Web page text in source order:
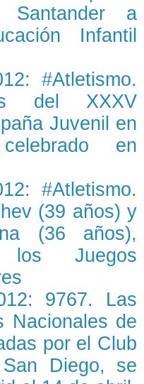
Santander a
Infantil
#Atletismo.
del XXXV
Juvenil en
en
#Atletismo.
(39 años) y
(36 años),
los Juegos
9767. Las
Nacionales de
por el Club
Diego, se